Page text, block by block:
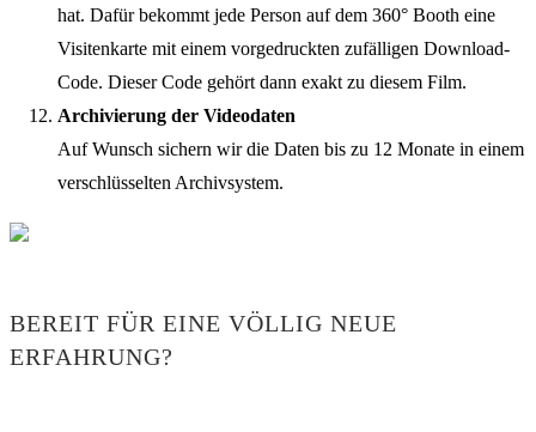
hat. Dafür bekommt jede Person auf dem 360° Booth eine
Visitenkarte mit einem vorgedruckten zufälligen Download-
Code. Dieser Code gehört dann exakt zu diesem Film.
Archivierung der Videodaten
Auf Wunsch sichern wir die Daten bis zu 12 Monate in einem
verschlüsselten Archivsystem.
BEREIT FÜR EINE VÖLLIG NEUE
ERFAHRUNG?